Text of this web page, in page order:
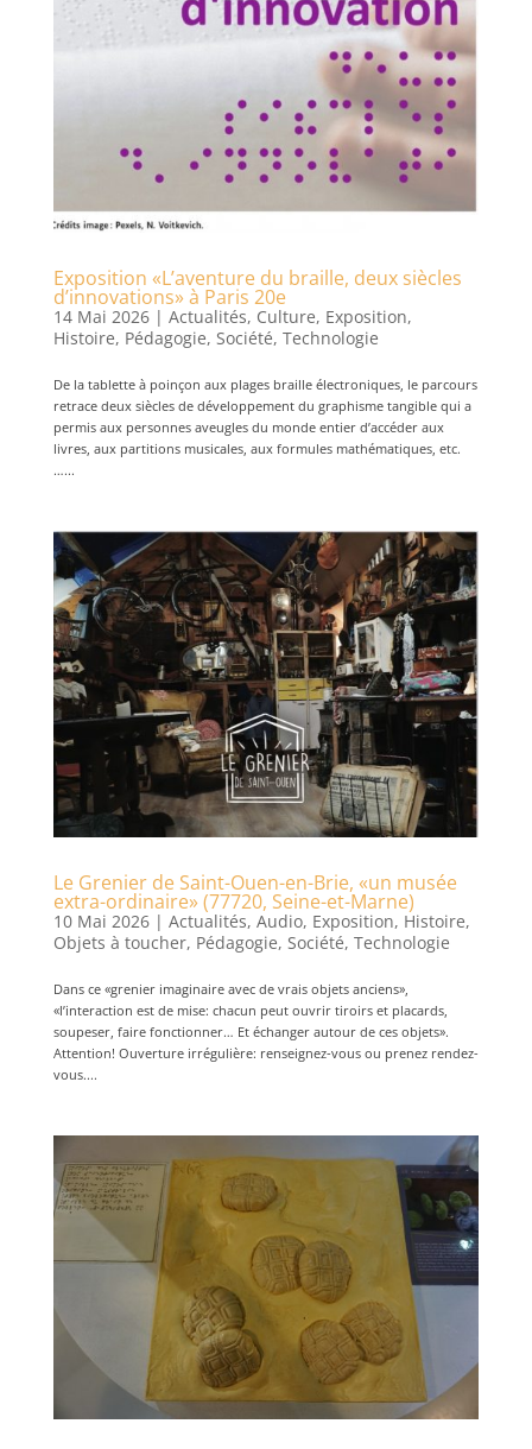
Exposition «L’aventure du braille, deux siècles
d’innovations» à Paris 20e
14 Mai 2026| Actualités, Culture, Exposition,
Histoire, Pédagogie, Société, Technologie
De la tablette à poinçon aux plages braille électroniques, le parcours
retrace deux siècles de développement du graphisme tangible qui a
permis aux personnes aveugles du monde entier d’accéder aux
livres, aux partitions musicales, aux formules mathématiques, etc.
…...
Le Grenier de Saint-Ouen-en-Brie, «un musée
extra-ordinaire» (77720, Seine-et-Marne)
10 Mai 2026| Actualités, Audio, Exposition, Histoire,
Objets à toucher, Pédagogie, Société, Technologie
Dans ce «grenier imaginaire avec de vrais objets anciens»,
«l’interaction est de mise: chacun peut ouvrir tiroirs et placards,
soupeser, faire fonctionner… Et échanger autour de ces objets».
Attention! Ouverture irrégulière: renseignez-vous ou prenez rendez-
vous....